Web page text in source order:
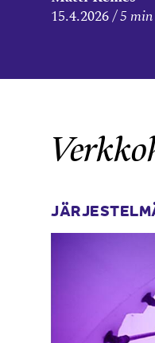
15.4.2026 5 min